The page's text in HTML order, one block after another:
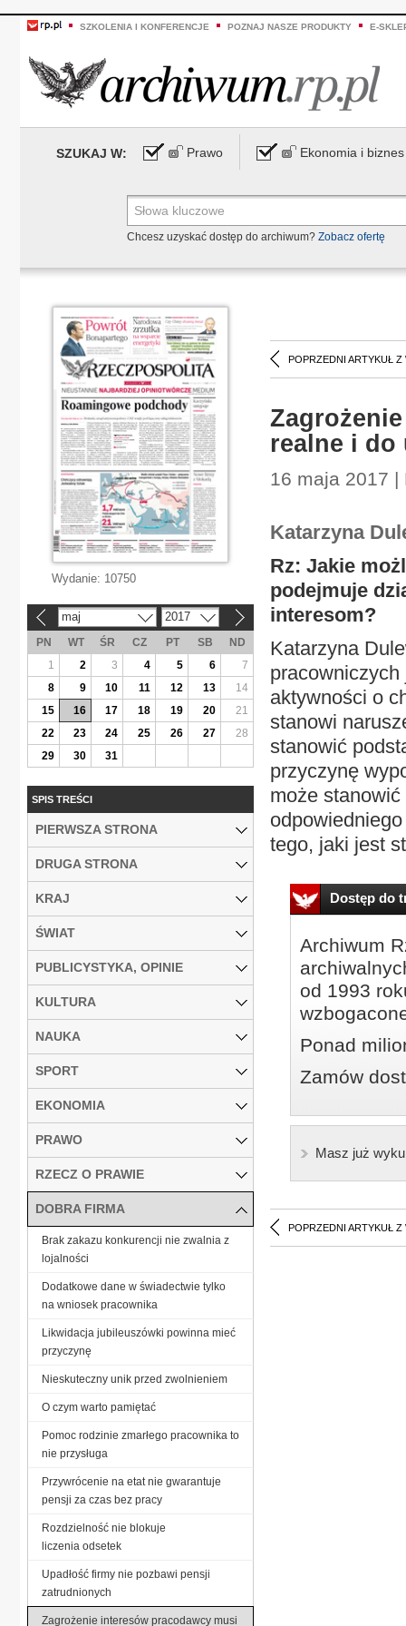
SZKOLENIA I KONFERENCJE POZNAJ NASZE PRODUKTY E-
SZUKAJ W: Prawo Ekonomia i biznes
Chcesz uzyskać dostęp do archiwum? Zobacz ofertę
POPRZEDNI ARTYKUŁ Z
realne i do
16 maja 2017 |
Katarzyna
Rz: Jakie
podejmuje
interesom?
Katarzyna
pracowniczych
aktywności o
stanowi
stanowić
przyczynę
może
tego, jaki jest
Dostęp do
Archiwum
od 1993
Ponad
Zamów
Masz już
POPRZEDNI ARTYKUŁ Z
Wydanie: 10750
maj 2017
PN WT ŚR CZ PT SB
ND
1
2 3 4 5 6
7
8
9 10 11 12 13
14
15
16 17 18 19 20
21
22
23 24 25 26 27
28
29
30 31
SPIS TREŚCI
PIERWSZA STRONA
DRUGA STRONA
KRAJ
ŚWIAT
PUBLICYSTYKA, OPINIE
KULTURA
NAUKA
SPORT
EKONOMIA
PRAWO
RZECZ O PRAWIE
DOBRA FIRMA
Brak zakazu konkurencji nie zwalnia z
lojalności
Dodatkowe dane w świadectwie tylko
na wniosek pracownika
Likwidacja jubileuszówki powinna mieć
przyczynę
Nieskuteczny unik przed zwolnieniem
O czym warto pamiętać
Pomoc rodzinie zmarłego pracownika to
nie przysługa
Przywrócenie na etat nie gwarantuje
pensji za czas bez pracy
Rozdzielność nie blokuje
liczenia odsetek
Upadłość firmy nie pozbawi pensji
zatrudnionych
Zagrożenie interesów pracodawcy musi